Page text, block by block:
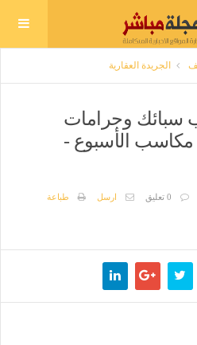
الجريدة العقارية
سبائك وجرامات
21 يفقد مكاسب الأسبوع -
0 تعليق ارسل
طباعة